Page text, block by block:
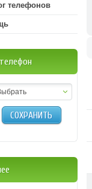
телефонов
СОХРАНИТЬ